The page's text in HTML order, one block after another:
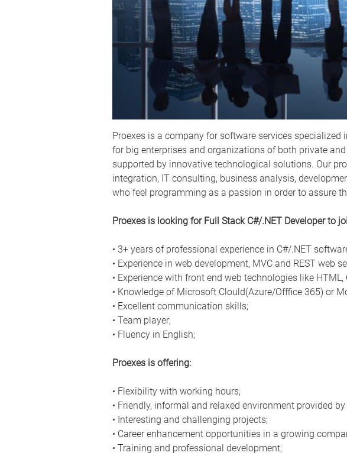
Proexes is a company for software services
for big enterprises and organizations of both private
supported by innovative technological solutions. Our
integration, IT consulting, business analysis,
who feel programming as a passion in order to assure
Proexes is looking for Full Stack C#/.NET Developer to
• 3+ years of professional experience in C#/.NET
• Experience in web development, MVC and REST web
• Experience with front end web technologies like
• Knowledge of Microsoft Clould(Azure/Offfice 365) or
• Excellent communication skills;
• Team player;
• Fluency in English;
Proexes is offering:
• Flexibility with working hours;
• Friendly, informal and relaxed environment provided
• Interesting and challenging projects;
• Career enhancement opportunities in a growing
• Training and professional development;